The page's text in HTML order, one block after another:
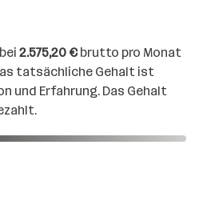
2.575,20 €brutto pro Monat
tatsächliche Gehalt ist
und Erfahrung. Das Gehalt